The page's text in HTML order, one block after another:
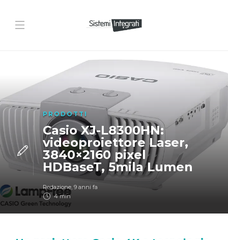
PRODOTTI
Casio XJ-L8300HN:
videoproiettore Laser,
3840×2160 pixel
HDBaseT, 5mila Lumen
Redazione, 9 anni fa
4 min